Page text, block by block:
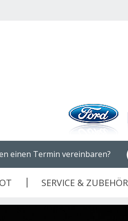
einen Termin vereinbaren?
SERVICE & ZUBEHÖR